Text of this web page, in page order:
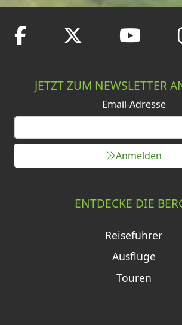
JETZT ZUM NEWSLETTER
Email-Adresse
Anmelden
ENTDECKE DIE
Reiseführer
Ausflüge
Touren